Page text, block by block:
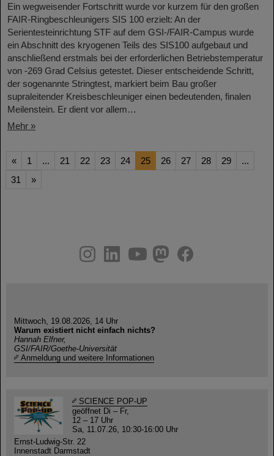
Ein wegweisender Fortschritt wurde vor kurzem für den großen
FAIR-Ringbeschleunigers SIS 100 erzielt: An der
Serientesteinrichtung STF auf dem GSI-/FAIR-Campus wurde
ein Abschnitt des kryogenen Teils des SIS100 aufgebaut und
anschließend erstmals bei der erforderlichen Betriebstemperatur
von -269 Grad Celsius getestet. Dieser entscheidende Schritt,
der sogenannte Stringtest, markiert beim Bau großer
supraleitender Kreisbeschleuniger einen bedeutenden, finalen
Meilenstein. Er dient vor allem…
Mehr »
« 1 ... 21 22 23 24 25 26 27 28 29
...
31
»
youtube
helmholtz.social
facebook
Mittwoch, 19.08.2026, 14 Uhr
Warum existiert nicht einfach nichts?
Hannah Elfner,
GSI/FAIR/Goethe-Universität
Anmeldung und weitere Informationen
SCIENCE POP-UP
geöffnet Di – Fr,
12 – 17 Uhr
Sa, 11.07.26, 10:30-16:00 Uhr
Ernst-Ludwig-Str. 22
Innenstadt Darmstadt